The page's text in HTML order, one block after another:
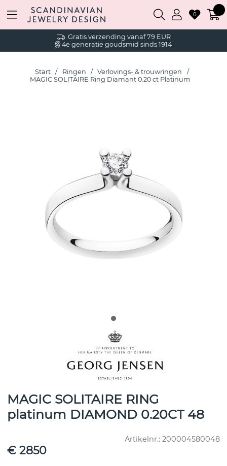
Gratis verzending vanaf 79 EUR
4e generatie goudsmid sinds 1914
0
Start Ringen
Verlovings- & trouwringen
MAGIC SOLITAIRE Ring Diamant 0.20 ct Platinum
MAGIC SOLITAIRE RING
platinum DIAMOND 0.20CT 48
Artikelnr.: 200004580048
€ 2850